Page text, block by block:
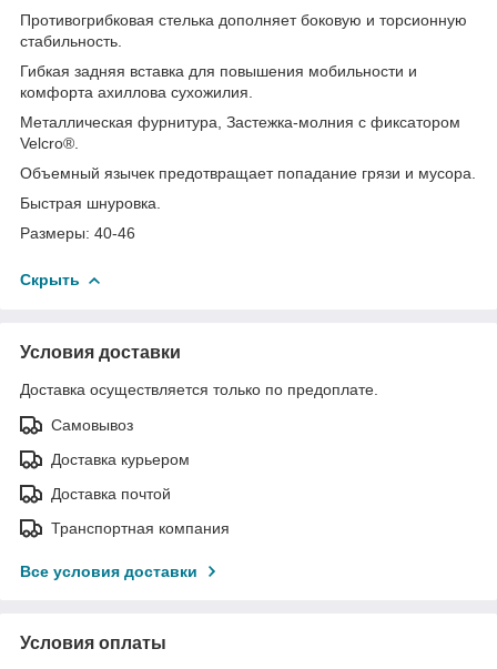
Противогрибковая стелька дополняет боковую и торсионную
стабильность.
Гибкая задняя вставка для повышения мобильности и
комфорта ахиллова сухожилия.
Металлическая фурнитура, Застежка-молния с фиксатором
Velcro®.
Объемный язычек предотвращает попадание грязи и мусора.
Быстрая шнуровка.
Размеры: 40-46
Скрыть
Условия доставки
Доставка осуществляется только по предоплате.
Самовывоз
Доставка курьером
Доставка почтой
Транспортная компания
Все условия доставки
Условия оплаты